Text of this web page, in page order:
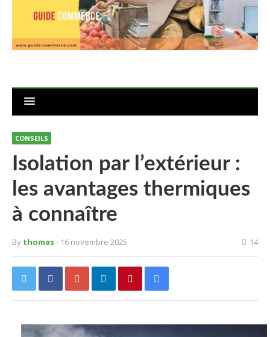
CONSEILS
Isolation par l’extérieur :
les avantages thermiques
à connaître
By thomas- 16 novembre 2025 14